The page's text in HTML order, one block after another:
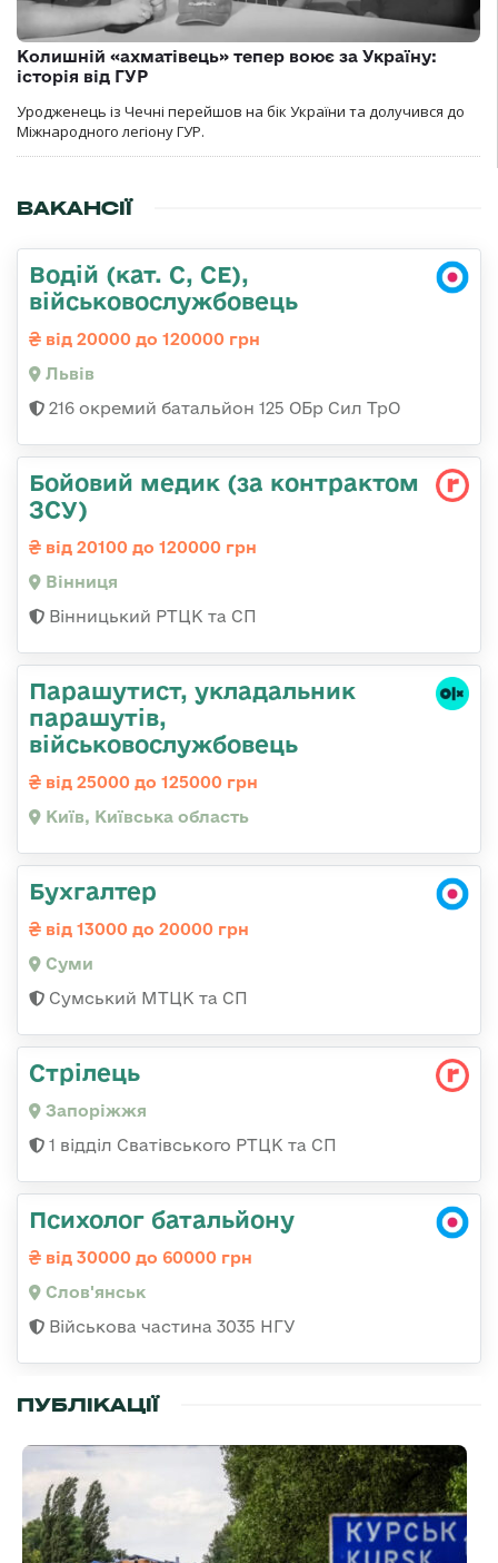
Колишній «ахматівець» тепер воює за Україну:
історія від ГУР
Уродженець із Чечні перейшов на бік України та долучився до
Міжнародного легіону ГУР.
ВАКАНСІЇ
Водій (кат. С, СЕ),
військовослужбовець
від 20000 до 120000 грн
Львів
216 окремий батальйон 125 ОБр Сил ТрО
Бойовий медик (за контрактом
ЗСУ)
від 20100 до 120000 грн
Вінниця
Вінницький РТЦК та СП
Парашутист, укладальник
парашутів,
військовослужбовець
від 25000 до 125000 грн
Київ, Київська область
Бухгалтер
від 13000 до 20000 грн
Суми
Сумський МТЦК та СП
Стрілець
Запоріжжя
1 відділ Сватівського РТЦК та СП
Психолог батальйону
від 30000 до 60000 грн
Слов'янськ
Військова частина 3035 НГУ
ПУБЛІКАЦІЇ